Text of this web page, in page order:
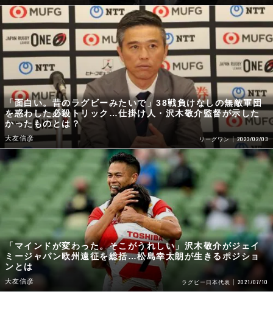
「面白い。昔のラグビーみたいで」38戦負けなしの無敵軍団
を惑わした必殺トリック…仕掛け人・沢木敬介監督が示した
かったものとは？
大友信彦 リーグワン 2023/02/03
「マインドが変わった。そこがうれしい」沢木敬介がジェイ
ミージャパン欧州遠征を総括…松島幸太朗が生きるポジショ
ンとは
大友信彦 ラグビー日本代表 2021/07/10